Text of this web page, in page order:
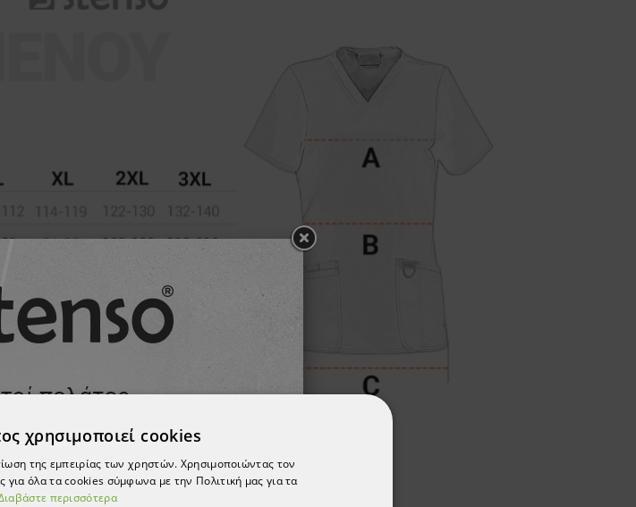
χρησιμοποιεί cookies
της εμπειρίας των χρηστών. Χρησιμοποιώντας τον
για όλα τα cookies σύμφωνα με την Πολιτική μας για τα
περισσότερα